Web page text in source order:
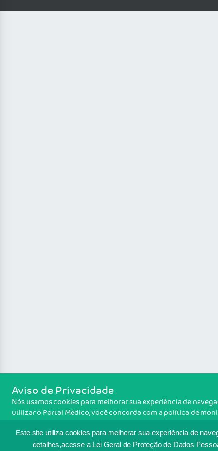
Este site utiliza cookies para melhorar sua experiência de
detalhes,acesse a Lei Geral de Proteção de Dados
Aviso de Privacidade
Nós usamos cookies para melhorar sua experiência de
utilizar o Portal Médico, você concorda com a política de
cookies. Se você concorda, clique em ACEITO.